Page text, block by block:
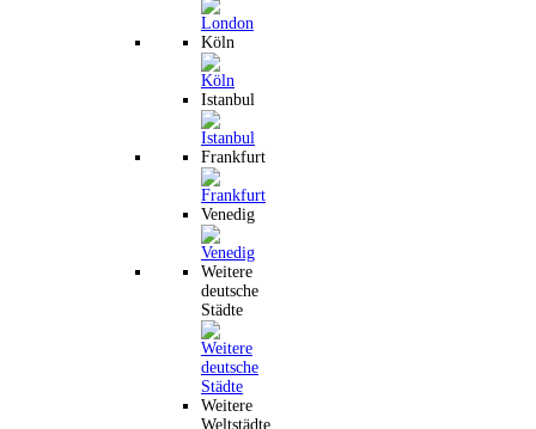
Köln
Istanbul
Frankfurt
Venedig
Weitere
deutsche
Städte
Weitere
Weltstädte